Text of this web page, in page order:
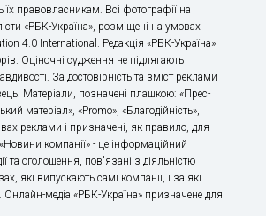
правовласникам. Всі фотографії на
«РБК-Україна», розміщені на умовах
4.0 International. Редакція «РБК-Україна»
Оціночні судження не підлягають
За достовірність та зміст реклами
Матеріали, позначені плашкою: «Прес-
матеріал», «Promo», «Благодійність»,
реклами і призначені, як правило, для
компанії» - це інформаційний
оголошення, пов'язані з діяльністю
які випускають самі компанії, і за які
Онлайн-медіа «РБК-Україна» призначене для